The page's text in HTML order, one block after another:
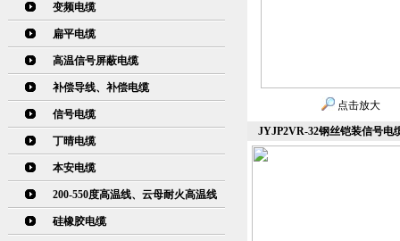
变频电缆
扁平电缆
高温信号屏蔽电缆
补偿导线、补偿电缆
信号电缆
丁晴电缆
本安电缆
200-550度高温线、云母耐火高温线
硅橡胶电缆
点击放大
JYJP2VR-32钢丝铠装信号电